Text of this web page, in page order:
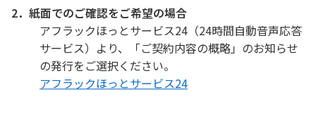
2．紙面でのご確認をご希望の場合
アフラックほっとサービス24（24時間自動音声応答
サービス）より、「ご契約内容の概略」のお知らせ
の発行をご選択ください。
アフラックほっとサービス24